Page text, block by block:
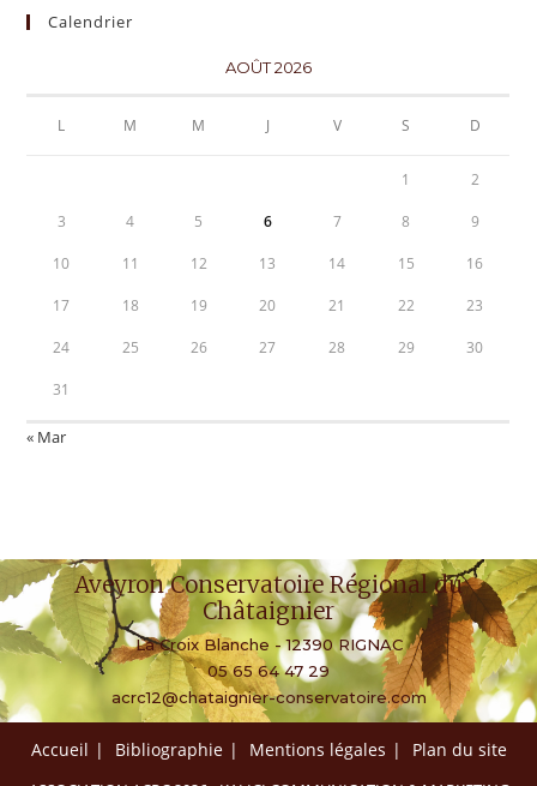
Calendrier
AOÛT 2026
L M M J V S D
1 2
3 4 5 6 7 8 9
10 11 12 13 14 15 16
17 18 19 20 21 22 23
24 25 26 27 28 29 30
31
« Mar
Aveyron Conservatoire Régional du
Châtaignier
La Croix Blanche - 12390 RIGNAC
05 65 64 47 29
acrc12@chataignier-conservatoire.com
Accueil Bibliographie Mentions légales Plan du site